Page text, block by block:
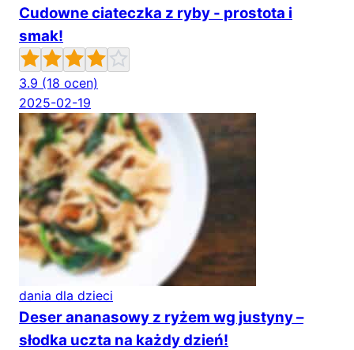
Cudowne ciateczka z ryby - prostota i
smak!
3.9 (18 ocen)
2025-02-19
dania dla dzieci
Deser ananasowy z ryżem wg justyny –
słodka uczta na każdy dzień!